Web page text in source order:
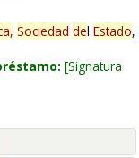
Sociedad del Estado,
Signatura